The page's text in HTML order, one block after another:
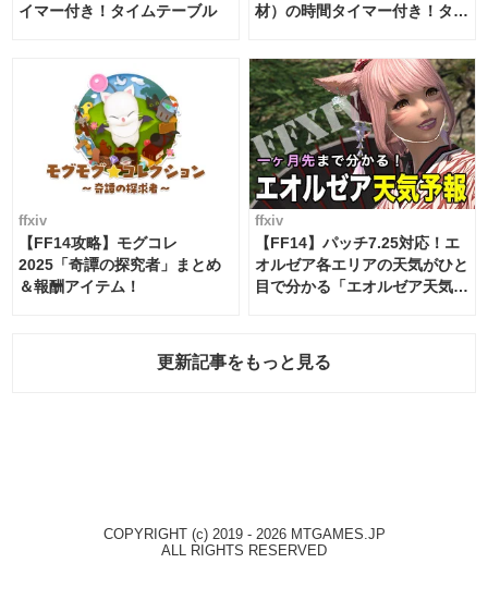
イマー付き！タイムテーブル
材）の時間タイマー付き！タイ
ffxiv
【FF14攻略】モグコレ
2025「奇譚の探究者」まとめ
＆報酬アイテム！
ffxiv
【FF14】パッチ7.25対応！エ
オルゼア各エリアの天気がひと
目で分かる「エオルゼア天気予
更新記事をもっと見る
COPYRIGHT (c) 2019 - 2026 MTGAMES.JP
ALL RIGHTS RESERVED